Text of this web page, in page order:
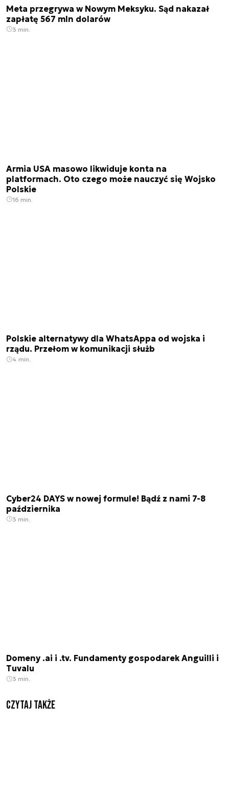
Meta przegrywa w Nowym Meksyku. Sąd nakazał
zapłatę 567 mln dolarów
3 min.
Armia USA masowo likwiduje konta na
platformach. Oto czego może nauczyć się Wojsko
Polskie
16 min.
Polskie alternatywy dla WhatsAppa od wojska i
rządu. Przełom w komunikacji służb
4 min.
Cyber24 DAYS w nowej formule! Bądź z nami 7-8
października
3 min.
Domeny .ai i .tv. Fundamenty gospodarek Anguilli i
Tuvalu
3 min.
Czytaj także